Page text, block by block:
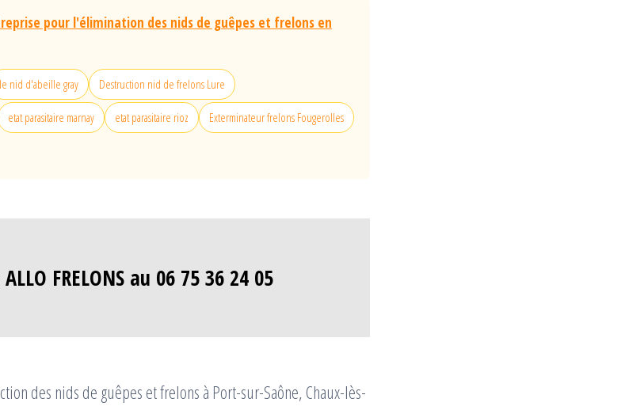
pour l'élimination des nids de guêpes et frelons en
le nid d'abeille gray Destruction nid de frelons Lure
etat parasitaire marnay etat parasitaire rioz Exterminateur frelons Fougerolles
FRELONS au 06 75 36 24 05
des nids de guêpes et frelons à Port-sur-Saône, Chaux-lès-